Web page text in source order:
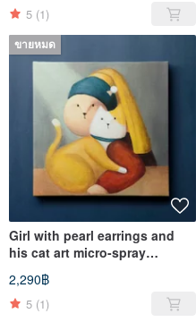
5 (1)
ขายหมด
Girl with pearl earrings and
his cat art micro-spray
painting
2,290฿
5 (1)